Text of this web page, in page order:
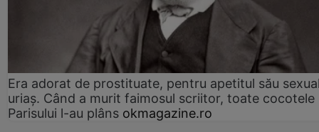
Era adorat de prostituate, pentru apetitul său
uriaș. Când a murit faimosul scriitor, toate cocotele
Parisului l-au plâns okmagazine.ro